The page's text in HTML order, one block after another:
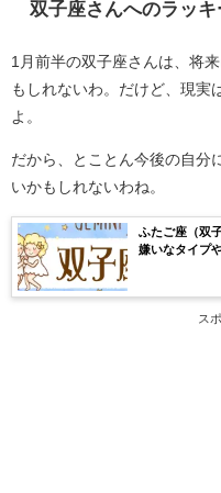
双子座さんへのラッ
1月前半の双子座さんは、将
もしれないわ。だけど、現実
よ。
だから、とことん今後の自分
いかもしれないわね。
ふたご座（双
嫌いなタイプ
ス